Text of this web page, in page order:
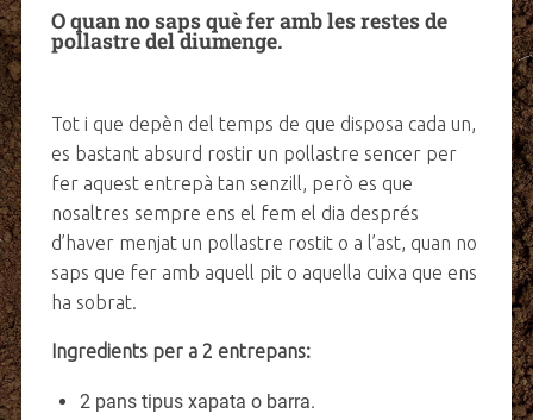
O quan no saps què fer amb les restes de
pollastre del diumenge.
Tot i que depèn del temps de que disposa cada un,
es bastant absurd rostir un pollastre sencer per
fer aquest entrepà tan senzill, però es que
nosaltres sempre ens el fem el dia després
d’haver menjat un pollastre rostit o a l’ast, quan no
saps que fer amb aquell pit o aquella cuixa que ens
ha sobrat.
Ingredients per a 2 entrepans:
2 pans tipus xapata o barra.